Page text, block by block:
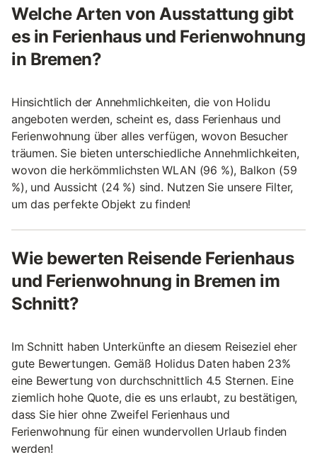
Welche Arten von Ausstattung gibt
es in Ferienhaus und Ferienwohnung
in Bremen?
Hinsichtlich der Annehmlichkeiten, die von Holidu
angeboten werden, scheint es, dass Ferienhaus und
Ferienwohnung über alles verfügen, wovon Besucher
träumen. Sie bieten unterschiedliche Annehmlichkeiten,
wovon die herkömmlichsten WLAN (96 %), Balkon (59
%), und Aussicht (24 %) sind. Nutzen Sie unsere Filter,
um das perfekte Objekt zu finden!
Wie bewerten Reisende Ferienhaus
und Ferienwohnung in Bremen im
Schnitt?
Im Schnitt haben Unterkünfte an diesem Reiseziel eher
gute Bewertungen. Gemäß Holidus Daten haben 23%
eine Bewertung von durchschnittlich 4.5 Sternen. Eine
ziemlich hohe Quote, die es uns erlaubt, zu bestätigen,
dass Sie hier ohne Zweifel Ferienhaus und
Ferienwohnung für einen wundervollen Urlaub finden
werden!